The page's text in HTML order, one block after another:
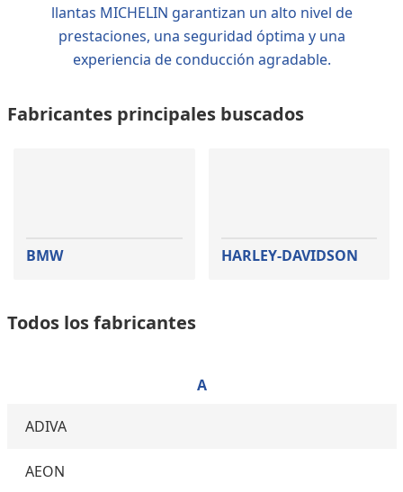
llantas MICHELIN garantizan un alto nivel de
prestaciones, una seguridad óptima y una
experiencia de conducción agradable.
Fabricantes principales buscados
BMW HARLEY-DAVIDSON
Todos los fabricantes
A
ADIVA
AEON